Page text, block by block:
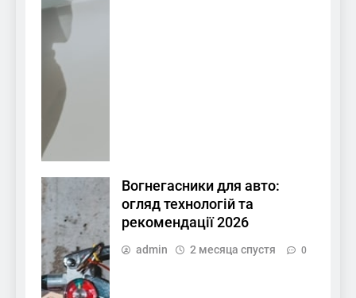
Вогнегасники для авто:
огляд технологій та
рекомендації 2026
admin 2 месяца спустя 0